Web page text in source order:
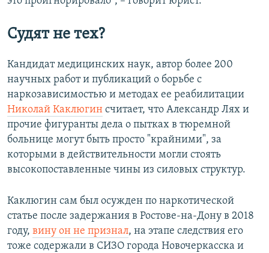
Судят не тех?
Кандидат медицинских наук, автор более 200
научных работ и публикаций о борьбе с
наркозависимостью и методах ее реабилитации
Николай Каклюгин считает, что Александр Лях и
прочие фигуранты дела о пытках в тюремной
больнице могут быть просто "крайними", за
которыми в действительности могли стоять
высокопоставленные чины из силовых структур.
Каклюгин сам был осужден по наркотической
статье после задержания в Ростове-на-Дону в 2018
году, вину он не признал, на этапе следствия его
тоже содержали в СИЗО города Новочеркасска и